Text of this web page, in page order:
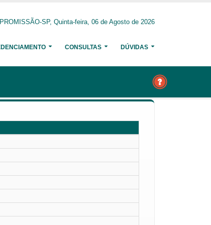
PROMISSÃO-SP, Quinta-feira, 06 de Agosto de 2026
CONSULTAS DÚVIDAS